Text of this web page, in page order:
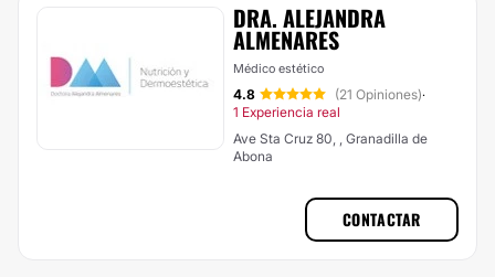
DRA. ALEJANDRA
ALMENARES
Médico estético
4.8 (21 Opiniones)·
1 Experiencia real
Ave Sta Cruz 80, , Granadilla de
Abona
CONTACTAR